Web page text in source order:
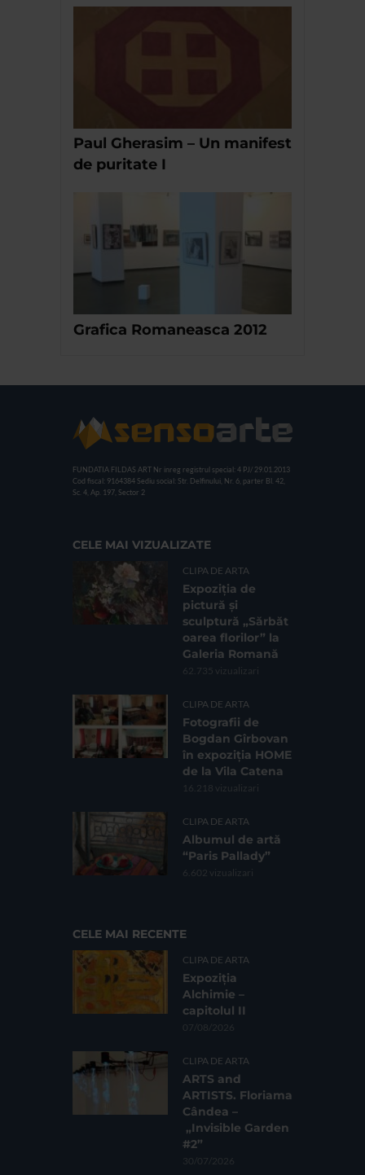
Paul Gherasim – Un manifest
de puritate I
Grafica Romaneasca 2012
FUNDATIA FILDAS ART Nr inreg registrul special: 4 PJ/ 29.01.2013
Cod fiscal: 9164384 Sediu social: Str. Delfinului, Nr. 6, parter Bl. 42,
Sc. 4, Ap. 197, Sector 2
CELE MAI VIZUALIZATE
CLIPA DE ARTA
Expoziția de
pictură și
sculptură „Sărbăt
oarea florilor” la
Galeria Romană
62.735 vizualizari
CLIPA DE ARTA
Fotografii de
Bogdan Gîrbovan
în expoziția HOME
de la Vila Catena
16.218 vizualizari
CLIPA DE ARTA
Albumul de artă
“Paris Pallady”
6.602 vizualizari
CELE MAI RECENTE
CLIPA DE ARTA
Expoziția
Alchimie –
capitolul II
07/08/2026
CLIPA DE ARTA
ARTS and
ARTISTS. Floriama
Cândea –
„Invisible Garden
#2”
30/07/2026